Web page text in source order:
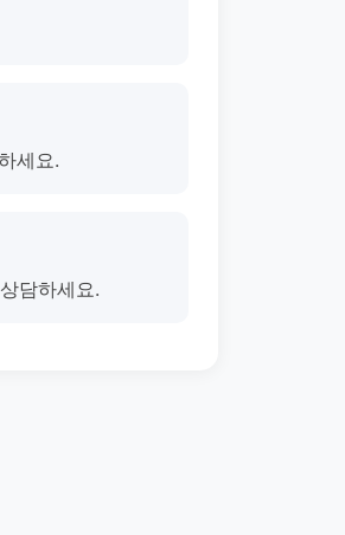
세요.
담하세요.